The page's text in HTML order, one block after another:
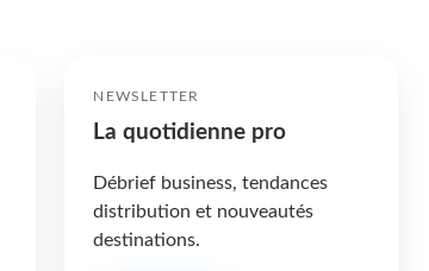
NEWSLETTER
La quotidienne pro
Débrief business, tendances
distribution et nouveautés
destinations.